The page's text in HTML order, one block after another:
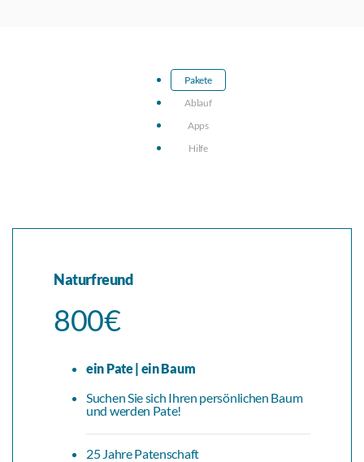
Pakete
Ablauf
Apps
Hilfe
Naturfreund
800€
ein Pate | ein Baum
Suchen Sie sich Ihren persönlichen Baum
und werden Pate!
25 Jahre Patenschaft